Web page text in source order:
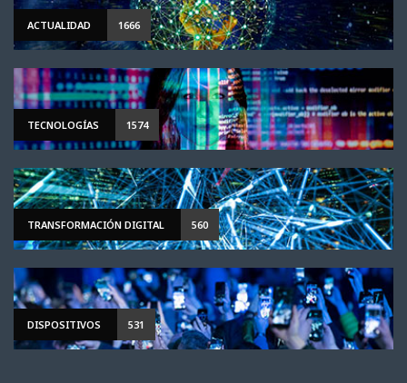
ACTUALIDAD 1666
TECNOLOGÍAS 1574
TRANSFORMACIÓN DIGITAL 560
DISPOSITIVOS 531